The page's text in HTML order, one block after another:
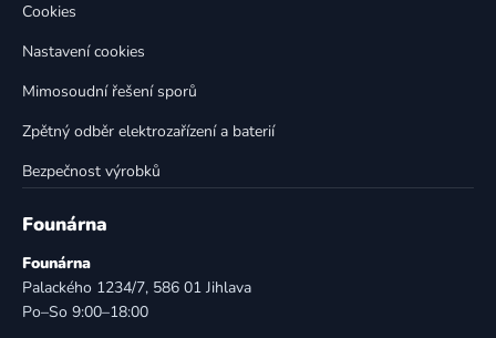
Cookies
Nastavení cookies
Mimosoudní řešení sporů
Zpětný odběr elektrozařízení a baterií
Bezpečnost výrobků
Founárna
Founárna
Palackého 1234/7, 586 01 Jihlava
Po–So 9:00–18:00